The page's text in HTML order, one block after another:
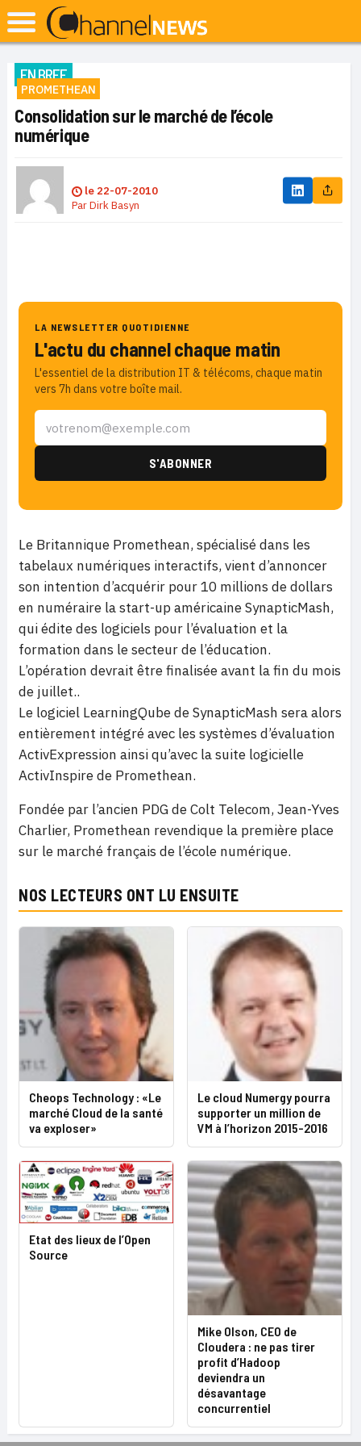
EN BREF
PROMETHEAN
Consolidation sur le marché de l’école
numérique
le 22-07-2010
ParDirk Basyn
LA NEWSLETTER QUOTIDIENNE
L'actu du channel chaque matin
L'essentiel de la distribution IT & télécoms, chaque matin
vers 7h dans votre boîte mail.
Le Britannique Promethean, spécialisé dans les
tabelaux numériques interactifs, vient d’annoncer
son intention d’acquérir pour 10 millions de dollars
en numéraire la start-up américaine SynapticMash,
qui édite des logiciels pour l’évaluation et la
formation dans le secteur de l’éducation.
L’opération devrait être finalisée avant la fin du mois
de juillet..
Le logiciel LearningQube de SynapticMash sera alors
entièrement intégré avec les systèmes d’évaluation
ActivExpression ainsi qu’avec la suite logicielle
ActivInspire de Promethean.
Fondée par l’ancien PDG de Colt Telecom, Jean-Yves
Charlier, Promethean revendique la première place
sur le marché français de l’école numérique.
NOS LECTEURS ONT LU ENSUITE
Cheops Technology : «Le
marché Cloud de la santé
va exploser»
Le cloud Numergy pourra
supporter un million de
VM à l’horizon 2015-2016
Etat des lieux de l’Open
Source
Mike Olson, CEO de
Cloudera : ne pas tirer
profit d’Hadoop
deviendra un
désavantage
concurrentiel